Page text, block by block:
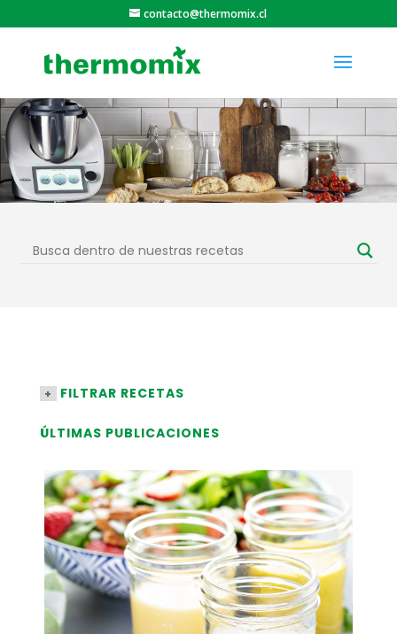
contacto@thermomix.cl
+ FILTRAR RECETAS
ÚLTIMAS PUBLICACIONES